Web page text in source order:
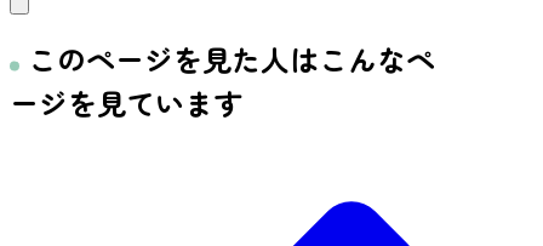
このページを見た人はこんなペ
ージを見ています